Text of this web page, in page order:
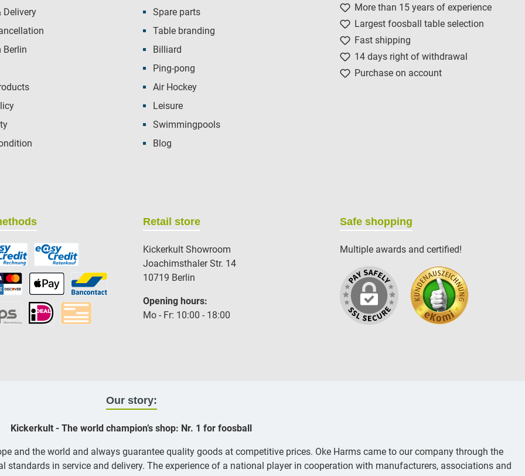
Delivery
Berlin
Spare parts
Table branding
Billiard
Ping-pong
Air Hockey
Leisure
Swimmingpools
Blog
More than 15 years of experience
Largest foosball table selection
Fast shipping
14 days right of withdrawal
Purchase on account
Retail store
Kickerkult Showroom
Joachimsthaler Str. 14
10719 Berlin
Opening hours:
Mo - Fr: 10:00 - 18:00
Safe shopping
Multiple awards and certified!
Our story:
Kickerkult - The world champion’s shop: Nr. 1 for foosball
and the world and always guarantee quality goods at competitive prices. Oke Harms came to our company through the
in service and delivery. The experience of a national player in cooperation with manufacturers, associations and